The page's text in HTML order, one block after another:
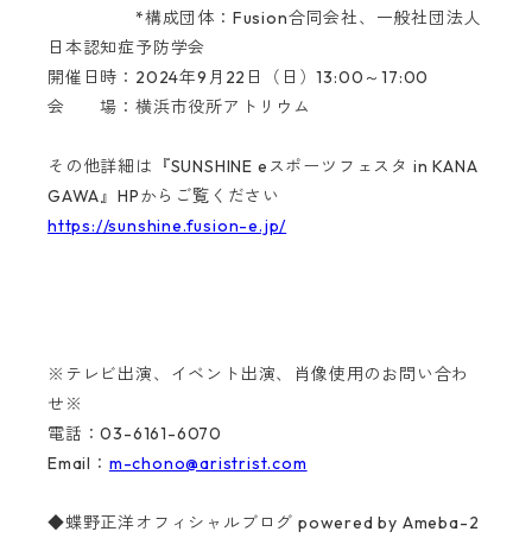
*構成団体：Fusion合同会社、一般社団法人
日本認知症予防学会
開催日時：2024年9月22日（日）13:00～17:00
会 場：横浜市役所アトリウム
その他詳細は『SUNSHINE eスポーツフェスタ in KANA
GAWA』HPからご覧ください
https://sunshine.fusion-e.jp/
※テレビ出演、イベント出演、肖像使用のお問い合わ
せ※
電話：03-6161-6070
Email： m-chono@aristrist.com
◆蝶野正洋オフィシャルブログ powered by Ameba-2